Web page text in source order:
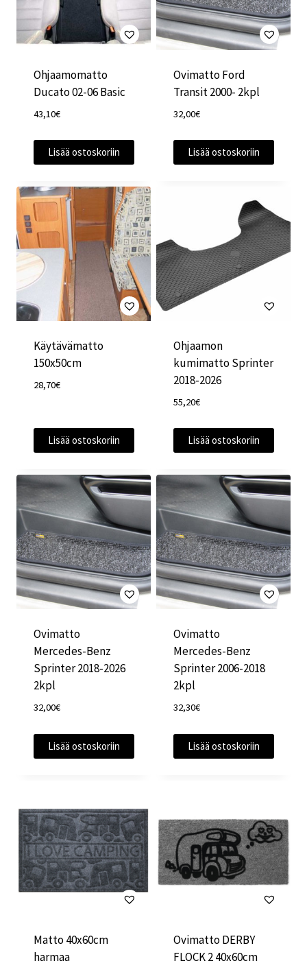
Ohjaamomatto
Ducato 02-06 Basic
43,10€
Lisää ostoskoriin
Ovimatto Ford
Transit 2000- 2kpl
32,00€
Lisää ostoskoriin
Käytävämatto
150x50cm
28,70€
Lisää ostoskoriin
Ohjaamon
kumimatto Sprinter
2018-2026
55,20€
Lisää ostoskoriin
Ovimatto
Mercedes-Benz
Sprinter 2018-2026
2kpl
32,00€
Lisää ostoskoriin
Ovimatto
Mercedes-Benz
Sprinter 2006-2018
2kpl
32,30€
Lisää ostoskoriin
Matto 40x60cm
harmaa
Ovimatto DERBY
FLOCK 2 40x60cm